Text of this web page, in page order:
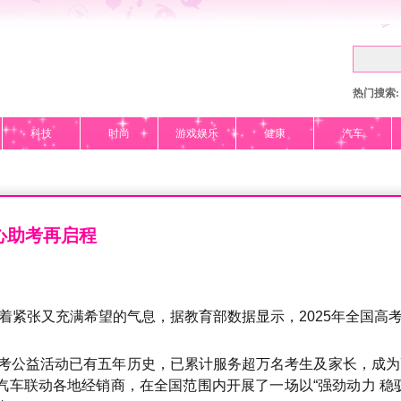
热门搜索:
科技 时尚 游戏娱乐 健康 汽车
助考再启程
紧张又充满希望的气息，据教育部数据显示，2025年全国高
公益活动已有五年历史，已累计服务超万名考生及家长，成
车联动各地经销商，在全国范围内开展了一场以“强劲动力